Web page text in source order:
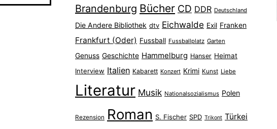
Brandenburg Bücher CD DDR Deutschland
Die Andere Bibliothek dtv Eichwalde Exil Franken
Frankfurt (Oder) Fussball Fussballplatz Garten
Genuss Geschichte Hammelburg Hanser Heimat
Interview Italien Kabarett Konzert Krimi Kunst Liebe
Literatur Musik Nationalsozialismus Polen
Rezension Roman S. Fischer SPD Trikont Türkei